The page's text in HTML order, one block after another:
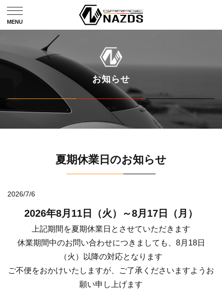
お知らせ
夏期休業日のお知らせ
2026/7/6
2026年8月11日（火）～8月17日（月）
上記期間を夏期休業日とさせていただきます
休業期間中のお問い合わせにつきましても、8月18日
（火）以降の対応となります
ご不便をおかけいたしますが、ご了承くださいますようお
願い申し上げます